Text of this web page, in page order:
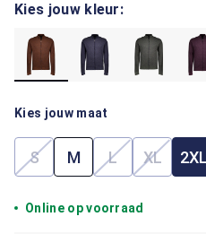
Kies jouw kleur:
Kies jouw maat
S(Deze optie is momenteel
M L(Deze optie is
XL(Deze2XL
Online op voorraad